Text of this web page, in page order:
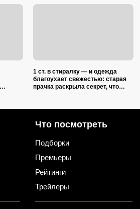
1 ст. в стиралку — и одежда
благоухает свежестью: старая
прачка раскрыла секрет, что
Что посмотреть
Подборки
Премьеры
Рейтинги
Трейлеры